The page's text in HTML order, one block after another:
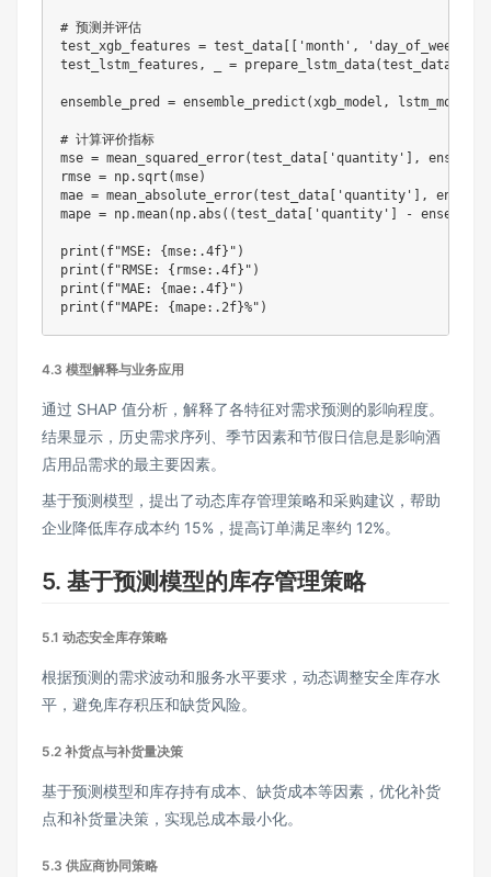
# 预测并评估
test_xgb_features = test_data[['month',
test_lstm_features, _ =
ensemble_pred = ensemble_predict(xgb_model,
# 计算评价指标
mse = mean_squared_error(test_data['quantity'],
rmse = np.sqrt(mse)
mae = mean_absolute_error(test_data['quantity'],
mape = np.mean(np.abs((test_data['quantity'] -
print(f"MSE: {mse:.4f}")
print(f"RMSE: {rmse:.4f}")
print(f"MAE: {mae:.4f}")
4.3 模型解释与业务应用
通过 SHAP 值分析，解释了各特征对需求预测的影响程度。
结果显示，历史需求序列、季节因素和节假日信息是影响酒
店用品需求的最主要因素。
基于预测模型，提出了动态库存管理策略和采购建议，帮助
企业降低库存成本约 15%，提高订单满足率约 12%。
5. 基于预测模型的库存管理策略
5.1 动态安全库存策略
根据预测的需求波动和服务水平要求，动态调整安全库存水
平，避免库存积压和缺货风险。
5.2 补货点与补货量决策
基于预测模型和库存持有成本、缺货成本等因素，优化补货
点和补货量决策，实现总成本最小化。
5.3 供应商协同策略